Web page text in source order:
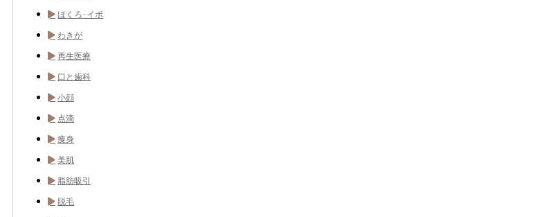
ほくろ･イボ
わきが
再生医療
口と歯科
小顔
点滴
痩身
美肌
脂肪吸引
脱毛